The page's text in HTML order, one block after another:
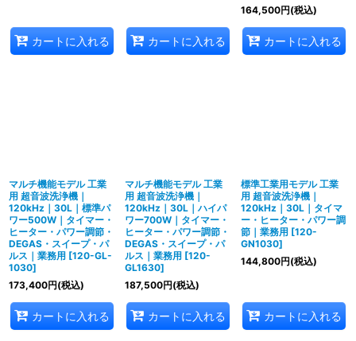
カートに入れる カートに入れる
164,500円(税込)
カートに入れる
マルチ機能モデル 工業
用 超音波洗浄機｜
120kHz｜30L｜標準パ
ワー500W｜タイマー・
ヒーター・パワー調節・
DEGAS・スイープ・パ
ルス｜業務用 [120-GL-
1030]
173,400円(税込)
カートに入れる
マルチ機能モデル 工業
用 超音波洗浄機｜
120kHz｜30L｜ハイパ
ワー700W｜タイマー・
ヒーター・パワー調節・
DEGAS・スイープ・パ
ルス｜業務用 [120-
GL1630]
187,500円(税込)
カートに入れる
標準工業用モデル 工業
用 超音波洗浄機｜
120kHz｜30L｜タイマ
ー・ヒーター・パワー調
節｜業務用 [120-
GN1030]
144,800円(税込)
カートに入れる